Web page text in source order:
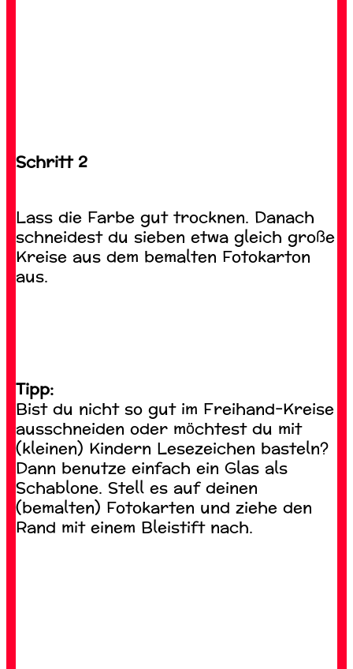
Schritt 2
Lass die Farbe gut trocknen. Danach
schneidest du sieben etwa gleich große
Kreise aus dem bemalten Fotokarton
aus.
Tipp:
Bist du nicht so gut im Freihand-Kreise
ausschneiden oder möchtest du mit
(kleinen) Kindern Lesezeichen basteln?
Dann benutze einfach ein Glas als
Schablone. Stell es auf deinen
(bemalten) Fotokarten und ziehe den
Rand mit einem Bleistift nach.